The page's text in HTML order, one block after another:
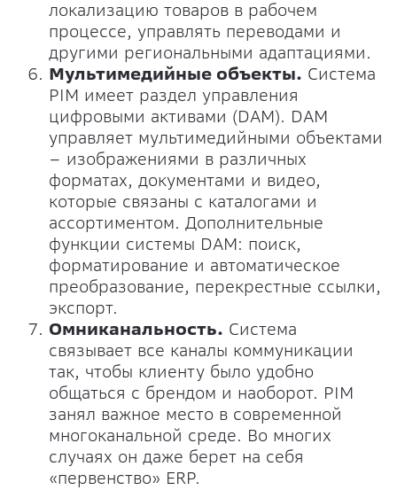
локализацию товаров в рабочем
процессе, управлять переводами и
другими региональными адаптациями.
Мультимедийные объекты. Система
PIM имеет раздел управления
цифровыми активами (DAM). DAM
управляет мультимедийными объектами
– изображениями в различных
форматах, документами и видео,
которые связаны с каталогами и
ассортиментом. Дополнительные
функции системы DAM: поиск,
форматирование и автоматическое
преобразование, перекрестные ссылки,
экспорт.
Омниканальность. Система
связывает все каналы коммуникации
так, чтобы клиенту было удобно
общаться с брендом и наоборот. PIM
занял важное место в современной
многоканальной среде. Во многих
случаях он даже берет на себя
«первенство» ERP.